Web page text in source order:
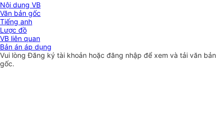
Nội dung VB
Văn bản gốc
Tiếng anh
Lược đồ
VB liên quan
Bản án áp dụng
Vui lòngĐăng ký tài khoản hoặc đăng nhập để xem và tải văn bản
gốc.